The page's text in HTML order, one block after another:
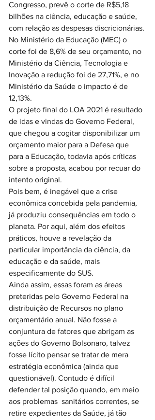
Congresso, prevê o corte de R$5,18
bilhões na ciência, educação e saúde,
com relação as despesas discricionárias.
No Ministério da Educação (MEC) o
corte foi de 8,6% de seu orçamento, no
Ministério da Ciência, Tecnologia e
Inovação a redução foi de 27,71%, e no
Ministério da Saúde o impacto é de
12,13%.
O projeto final do LOA 2021 é resultado
de idas e vindas do Governo Federal,
que chegou a cogitar disponibilizar um
orçamento maior para a Defesa que
para a Educação, todavia após críticas
sobre a proposta, acabou por recuar do
intento original.
Pois bem, é inegável que a crise
econômica concebida pela pandemia,
já produziu consequências em todo o
planeta. Por aqui, além dos efeitos
práticos, houve a revelação da
particular importância da ciência, da
educação e da saúde, mais
especificamente do SUS.
Ainda assim, essas foram as áreas
preteridas pelo Governo Federal na
distribuição de Recursos no plano
orçamentário anual. Não fosse a
conjuntura de fatores que abrigam as
ações do Governo Bolsonaro, talvez
fosse lícito pensar se tratar de mera
estratégia econômica (ainda que
questionável). Contudo é difícil
defender tal posição quando, em meio
aos problemas  sanitários correntes, se
retire expedientes da Saúde, já tão